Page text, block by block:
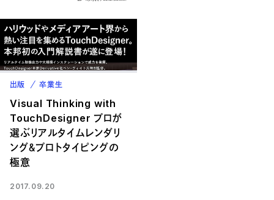
出版 卒業生
Visual Thinking with
TouchDesigner プロが
選ぶリアルタイムレンダリ
ング＆プロトタイピングの
極意
2017.09.20